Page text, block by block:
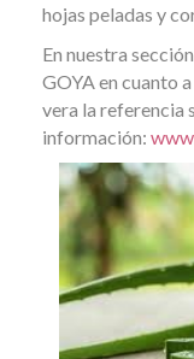
hojas peladas y
En nuestra
GOYA en cuanto
vera la referencia
información: